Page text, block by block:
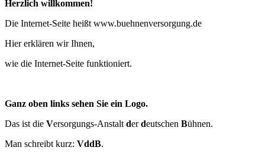
Herzlich willkommen!
Die Internet-Seite heißt www.buehnenversorgung.de
Hier erklären wir Ihnen,
wie die Internet-Seite funktioniert.
Ganz oben links sehen Sie ein Logo.
Das ist die Versorgungs-Anstalt derdeutschen Bühnen.
Man schreibt kurz: VddB.